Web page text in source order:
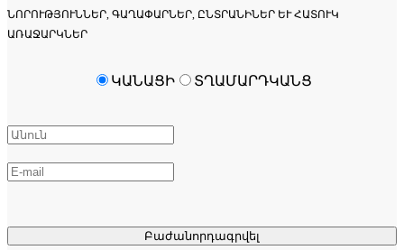
ՆՈՐՈՒԹՅՈՒՆՆԵՐ, ԳԱՂԱՓԱՐՆԵՐ, ԸՆՏՐԱՆԻՆԵՐ ԵՒ ՀԱՏՈՒԿ Ա
ՌԱՋԱՐԿՆԵՐ
Բաժանորդագրվել
ԿԱՆԱՑԻ ՏՂԱՄԱՐԴԿԱՆՑ